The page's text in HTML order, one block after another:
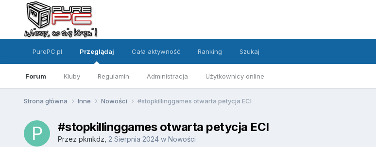
PurePC.pl Przeglądaj
Forum Kluby Regulamin Administracja Użytkownicy online
Cała aktywność Ranking Szukaj
Strona główna Inne Nowości #stopkillinggames otwarta petycja ECI
#stopkillinggames otwarta petycja ECI
Przez pkmkdz 2 Sierpnia 2024w Nowości